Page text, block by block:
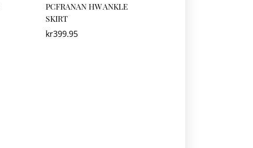
PCFRANAN HW ANKLE
SKIRT
kr399.95